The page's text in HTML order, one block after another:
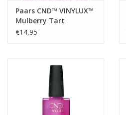
Paars CND™ VINYLUX™
Mulberry Tart
€14,95